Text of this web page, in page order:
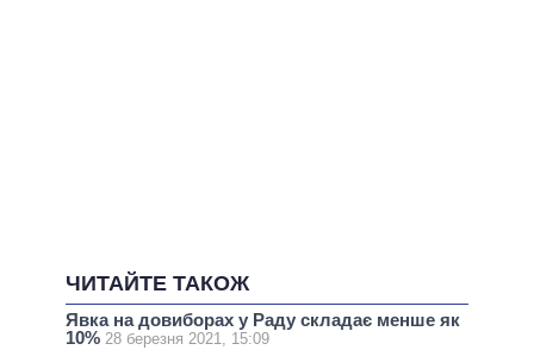
ЧИТАЙТЕ ТАКОЖ
Явка на довиборах у Раду складає менше як
10% 28 березня 2021, 15:09